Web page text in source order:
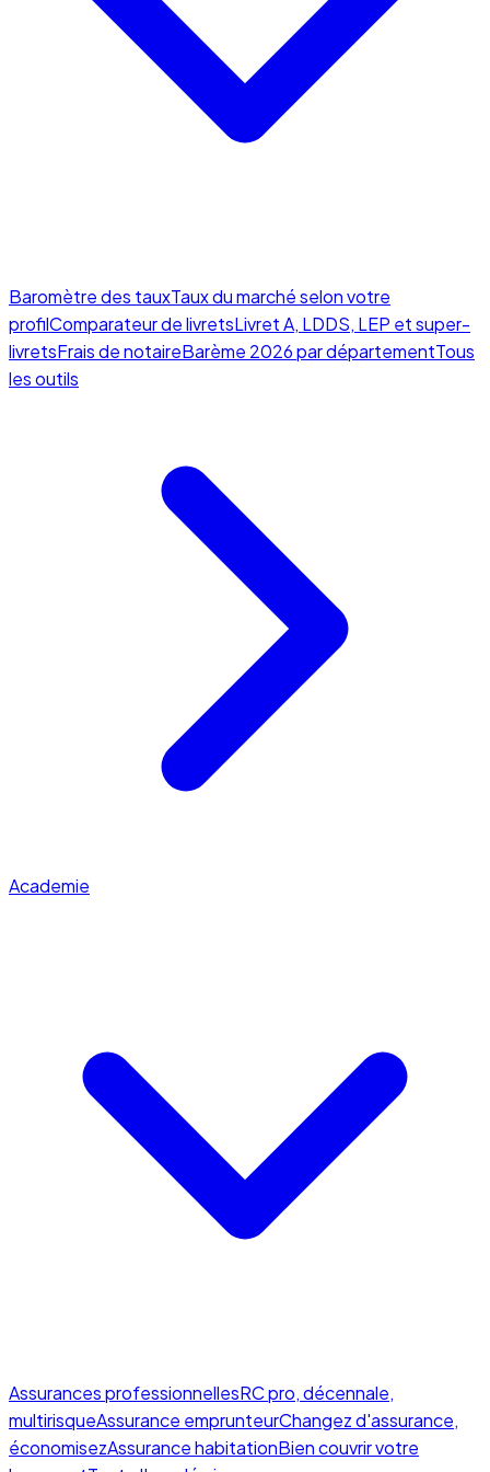
Baromètre des tauxTaux du marché selon votre
profilComparateur de livretsLivret A, LDDS, LEP et super-
livretsFrais de notaireBarème 2026 par départementTous
les outils
Academie
Assurances professionnellesRC pro, décennale,
multirisqueAssurance emprunteurChangez d'assurance,
économisezAssurance habitationBien couvrir votre